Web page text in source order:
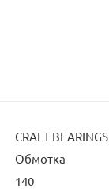
CRAFT BEARINGS
Обмотка
140